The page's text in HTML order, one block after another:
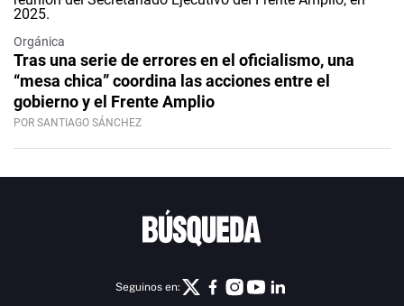
Orgánica
Tras una serie de errores en el oficialismo, una
“mesa chica” coordina las acciones entre el
gobierno y el Frente Amplio
POR SANTIAGO SÁNCHEZ
Seguinos en: